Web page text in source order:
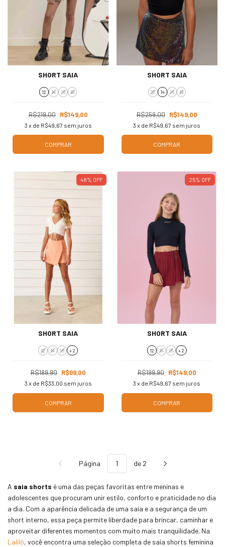
SHORT SAIA
12 14 16 18
R$219,00 R$149,00
3 x de R$49,67 sem juros
COMPRAR
SHORT SAIA
12 14 16 18
R$259,00 R$149,00
3 x de R$49,67 sem juros
COMPRAR
48% OFF
SHORT SAIA
12 14 16 + 2
R$189,90 R$99,00
3 x de R$33,00 sem juros
COMPRAR
25% OFF
SHORT SAIA
12 14 16 + 2
R$199,90 R$149,00
3 x de R$49,67 sem juros
COMPRAR
Página de 2
A saia shorts é uma das peças favoritas entre meninas e
adolescentes que procuram unir estilo, conforto e praticidade no dia
a dia. Com a aparência delicada de uma saia e a segurança de um
short interno, essa peça permite liberdade para brincar, caminhar e
aproveitar diferentes momentos com muito mais tranquilidade. Na
Laliló, você encontra uma seleção completa de saia shorts feminina